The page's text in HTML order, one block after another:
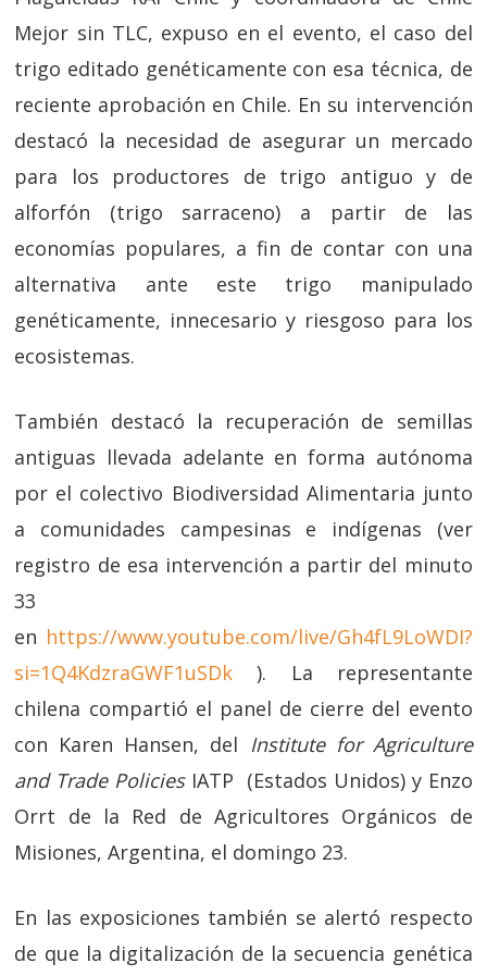
Mejor sin TLC, expuso en el evento, el caso del
trigo editado genéticamente con esa técnica, de
reciente aprobación en Chile. En su intervención
destacó la necesidad de asegurar un mercado
para los productores de trigo antiguo y de
alforfón (trigo sarraceno) a partir de las
economías populares, a fin de contar con una
alternativa ante este trigo manipulado
genéticamente, innecesario y riesgoso para los
ecosistemas.
También destacó la recuperación de semillas
antiguas llevada adelante en forma autónoma
por el colectivo Biodiversidad Alimentaria junto
a comunidades campesinas e indígenas (ver
registro de esa intervención a partir del minuto
33
en https://www.youtube.com/live/Gh4fL9LoWDI?
si=1Q4KdzraGWF1uSDk ). La representante
chilena compartió el panel de cierre del evento
con Karen Hansen, del Institute for Agriculture
and Trade PoliciesIATP (Estados Unidos) y Enzo
Orrt de la Red de Agricultores Orgánicos de
Misiones, Argentina, el domingo 23.
En las exposiciones también se alertó respecto
de que la digitalización de la secuencia genética